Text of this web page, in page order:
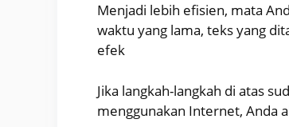
Menjadi lebih efisien, mata
waktu yang lama, teks yang
efek
Jika langkah-langkah di atas
menggunakan Internet, Anda